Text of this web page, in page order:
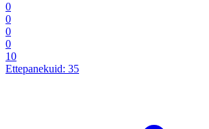
0
0
0
0
10
Ettepanekuid: 35